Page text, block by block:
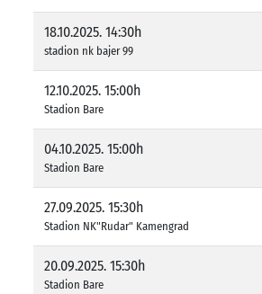
18.10.2025. 14:30h
stadion nk bajer 99
12.10.2025. 15:00h
Stadion Bare
04.10.2025. 15:00h
Stadion Bare
27.09.2025. 15:30h
Stadion NK"Rudar" Kamengrad
20.09.2025. 15:30h
Stadion Bare